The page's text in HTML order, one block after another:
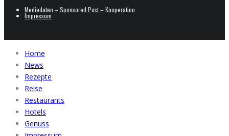
Mediadaten – Sponsored Post – Kooperation
Impressum
Home
News
Rezepte
Reise
Restaurants
Hotels
Genuss